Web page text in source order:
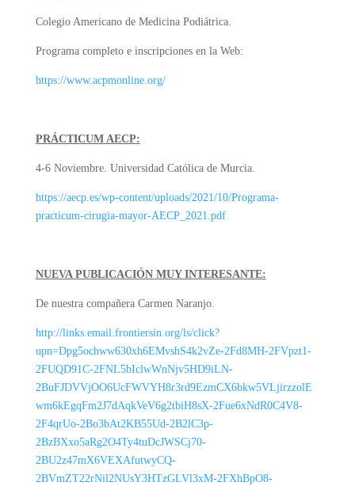
Colegio Americano de Medicina Podiátrica.
Programa completo e inscripciones en la Web:
https://www.acpmonline.org/
PRÁCTICUM AECP:
4-6 Noviembre. Universidad Católica de Murcia.
https://aecp.es/wp-content/uploads/2021/10/Programa-
practicum-cirugia-mayor-AECP_2021.pdf
NUEVA PUBLICACIÓN MUY INTERESANTE:
De nuestra compañera Carmen Naranjo.
http://links.email.frontiersin.org/ls/click?
upn=Dpg5ochww630xh6EMvshS4k2vZe-2Fd8MH-2FVpzt1-
2FUQD91C-2FNL5bIclwWnNjv5HD9iLN-
2BuFJDVVjOO6UcFWVYH8r3rd9EzmCX6bkw5VLjirzzolE
wm6kEgqFm2J7dAqkVeV6g2tbiH8sX-2Fue6xNdR0C4V8-
2F4qrUo-2Bo3bAt2KB55Ud-2B2lC3p-
2BzBXxo5aRg2O4Ty4tuDcJWSCj70-
2BU2z47mX6VEXAfutwyCQ-
2BVmZT22rNil2NUsY3HTzGLVl3xM-2FXhBpO8-